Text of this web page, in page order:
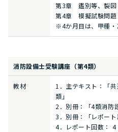
第3章 鑑別等、製図
第4章 模擬試験問題
※4か月目は、甲種・
消防設備士受験講座（第4類）
教材
1．主テキスト：「
類」
2．別冊：「4類消防
3．別冊：「レポート
4．レポート回数： 4